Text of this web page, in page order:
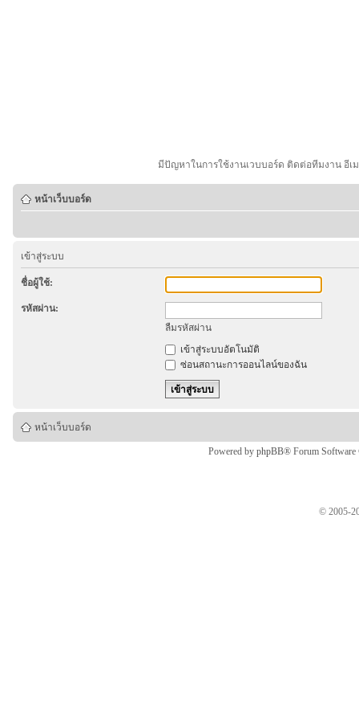
มีปัญหาในการใช้งานเวบบอร์ด ติดต่อทีมงาน อีเ
หน้าเว็บบอร์ด
เข้าสู่ระบบ
ชื่อผู้ใช้:
รหัสผ่าน:
ลืมรหัสผ่าน
เข้าสู่ระบบอัตโนมัติ
ซ่อนสถานะการออนไลน์ของฉัน
หน้าเว็บบอร์ด
Powered by phpBB® Forum
© 2005-